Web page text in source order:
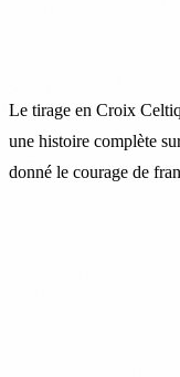
Le tirage en Croix
une histoire complète
donné le courage de